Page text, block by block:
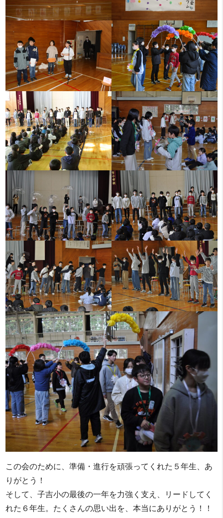
この会のために、準備・進行を頑張ってくれた５年生、あ
りがとう！
そして、子吉小の最後の一年を力強く支え、リードしてく
れた６年生。たくさんの思い出を、本当にありがとう！！